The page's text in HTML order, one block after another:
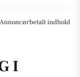
Annoncørbetalt indhold
I